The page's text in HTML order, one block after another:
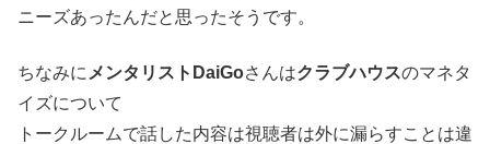
ニーズあったんだと思ったそうです。
ちなみに メンタリストDaiGoさんはクラブハウスのマネタ
イズについて
トークルームで話した内容は視聴者は外に漏らすことは違